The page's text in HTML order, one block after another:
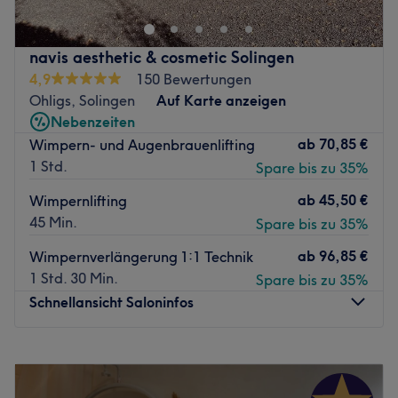
lassen. Hier bekommst du eine einfache Reinigung,
Microblading, Wimpernlifting und vieles mehr!
Nächste öffentliche Verkehrsmittel:
Die Haltestelle Rudolfplatz ist nur wenige Meter entfernt.
Das Team:
Dank ständiger Weiterbildung verfügt das Team über ein
breitgefächertes Wissen. Durch langjährige Tätigkeit im
erfolgreiche Behandlungskonzepte angeboten.
Atmosphäre: Der Salon lässt sich als klassisch elegant
bezeichnen.
Expertise: Kosmetikbehandlungen, Microneedling, PMU,
PhiContour, Augenmanufaktur.
Extras: Kostenpflichtige Parkplätze und Parkhäuser in
navis aesthetic & cosmetic Solingen
4,9
150 Bewertungen
Ohligs, Solingen
Auf Karte anzeigen
Nebenzeiten
Wimpern- und Augenbrauenlifting
1 Std.
ab 70,85 €
Spare bis zu 35%
Wimpernlifting
45 Min.
ab 45,50 €
Spare bis zu 35%
Wimpernverlängerung 1:1 Technik
1 Std. 30 Min.
ab 96,85 €
Spare bis zu 35%
Schnellansicht Saloninfos
21:00
21:00